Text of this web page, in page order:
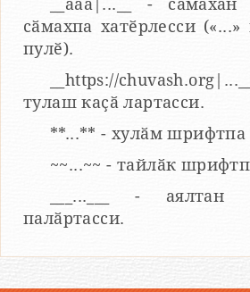
__aaa|...__ -
сӑмахпа хатӗрлесси
пулӗ).
__https://
тулаш каҫӑ лартасси.
**...** - хулӑм шрифтпа
~~...~~ - тайлӑк
___...___ - аялтан
палӑртасси.